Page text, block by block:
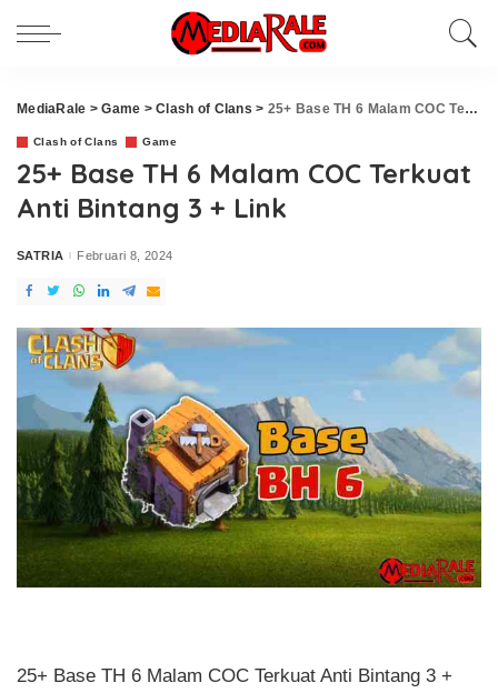
MediaRale >Game >Clash of Clans > 25+ Base TH 6 Malam COC Terkuat Anti Bintang 3 + Link
Clash of Clans Game
25+ Base TH 6 Malam COC Terkuat
Anti Bintang 3 + Link
Posted
SATRIA Februari 8, 2024
25+ Base TH 6 Malam COC Terkuat Anti Bintang 3 +